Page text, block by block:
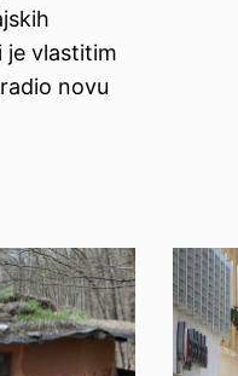
je vlastitim
novu